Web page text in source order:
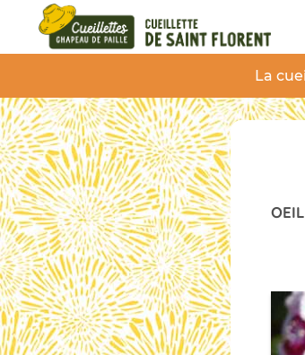
La
Panneau de gestion des cookies